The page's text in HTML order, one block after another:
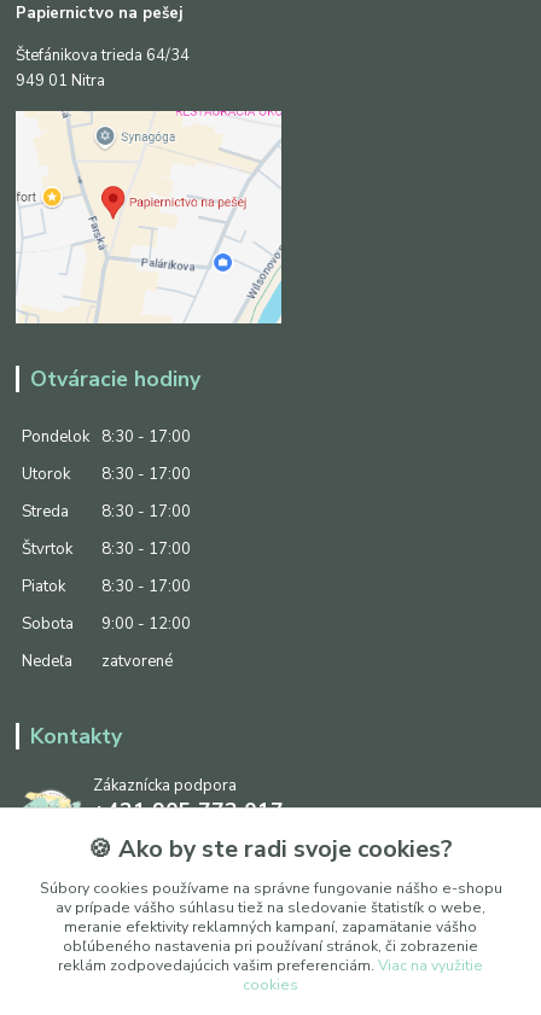
Papiernictvo na pešej
Štefánikova trieda 64/34
949 01 Nitra
Otváracie hodiny
Pondelok
8:30 - 17:00
Utorok
8:30 - 17:00
Streda
8:30 - 17:00
Štvrtok
8:30 - 17:00
Piatok
8:30 - 17:00
Sobota
9:00 - 12:00
Nedeľa
zatvorené
Kontakty
Zákaznícka podpora
+421 905 773 017
(Po-Pia, 8:30 - 17:00, So: 9:00 - 12:00)
info@ipapier.sk
🍪 Ako by ste radi svoje cookies?
Súbory cookies používame na správne fungovanie nášho e-shopu
av prípade vášho súhlasu tiež na sledovanie štatistík o webe,
meranie efektivity reklamných kampaní, zapamätanie vášho
obľúbeného nastavenia pri používaní stránok, či zobrazenie
reklám zodpovedajúcich vašim preferenciám. Viac na využitie
cookies